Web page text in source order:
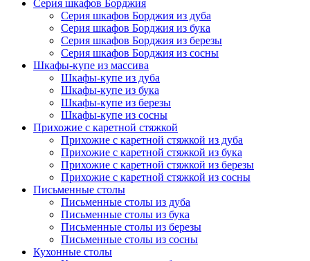
Серия шкафов Борджия
Серия шкафов Борджия из дуба
Серия шкафов Борджия из бука
Серия шкафов Борджия из березы
Серия шкафов Борджия из сосны
Шкафы-купе из массива
Шкафы-купе из дуба
Шкафы-купе из бука
Шкафы-купе из березы
Шкафы-купе из сосны
Прихожие с каретной стяжкой
Прихожие с каретной стяжкой из дуба
Прихожие с каретной стяжкой из бука
Прихожие с каретной стяжкой из березы
Прихожие с каретной стяжкой из сосны
Письменные столы
Письменные столы из дуба
Письменные столы из бука
Письменные столы из березы
Письменные столы из сосны
Кухонные столы